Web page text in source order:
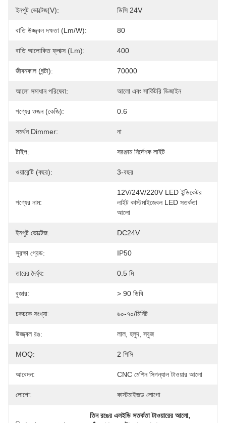
ইনপুট ভোল্টেজ(V): ডিসি 24V
বাতি উজ্জ্বল দক্ষতা (lm/w): 80
বাতি আলোকিত ফ্লাক্স (lm): 400
জীবনকাল (ঘন্টা): 70000
আলো সমাধান পরিষেবা: আলো এবং সার্কিটরি ডিজাইন
পণ্যের ওজন (কেজি): 0.6
সমর্থন Dimmer: না
টাইপ: সরঞ্জাম নির্দেশক লাইট
ওয়ারেন্টি (বছর): 3-বছর
পণ্যের নাম:
12V/24V/220V LED ইন্ডিকেটর
লাইট কাস্টমাইজেবল LED সতর্কতা
আলো
ইনপুট ভোল্টেজ: DC24V
সুরক্ষা গ্রেড: IP50
তারের দৈর্ঘ্য: 0.5 মি
বুজার: > 90 ডিবি
চকচকে সংখ্যা: ৬০-৭০/মিনিট
উজ্জ্বল রঙ: লাল, হলুদ, সবুজ
MOQ: 2 পিসি
আবেদন: CNC মেশিন সিগন্যাল টাওয়ার আলো
লোগো: কাস্টমাইজড লোগো
তিন রঙের এলইডি সতর্কতা টাওয়ারের আলো,